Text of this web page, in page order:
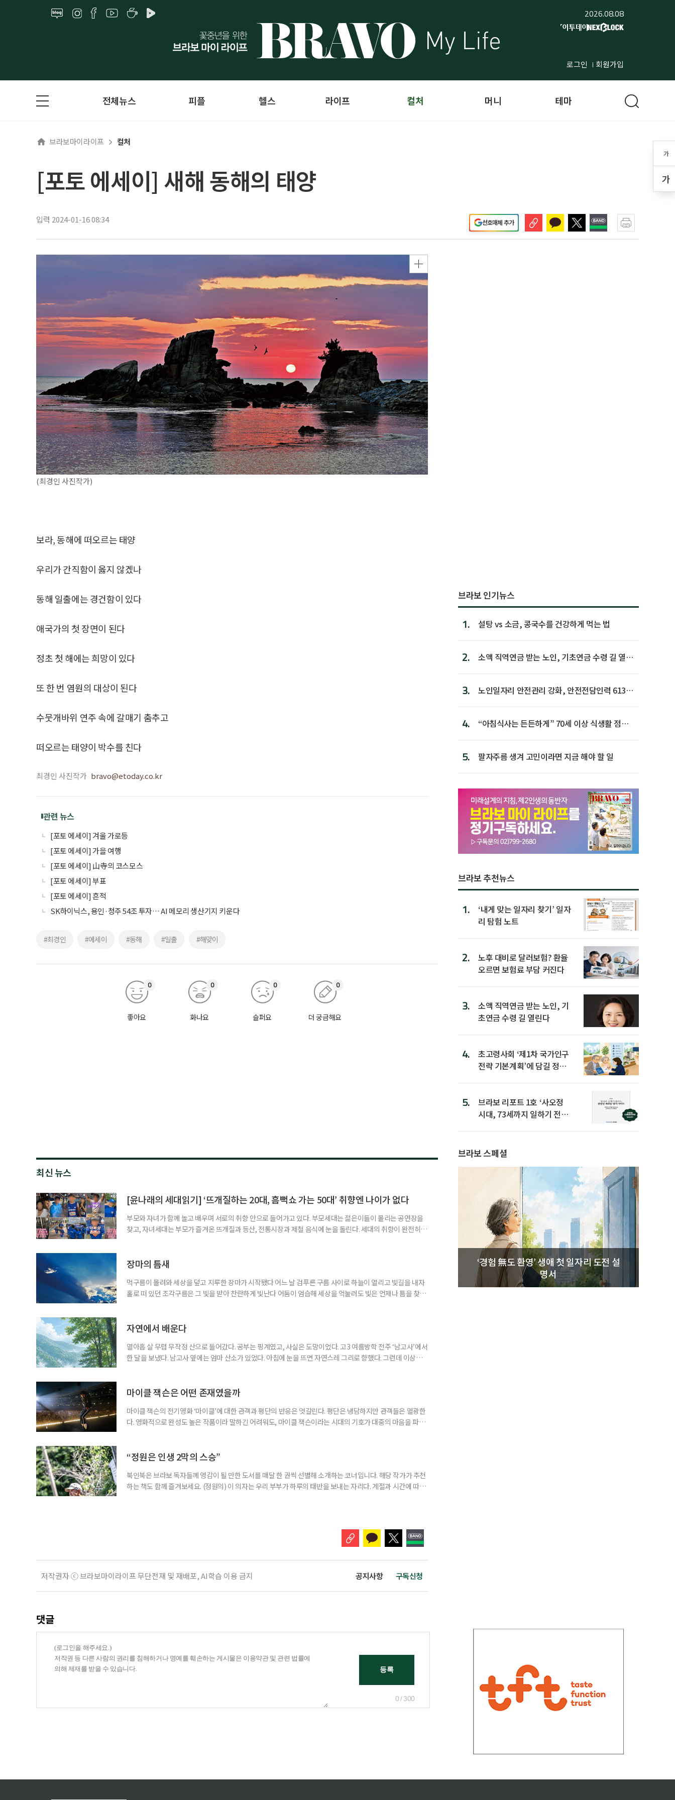
2026.08.08
로그인 회원가입
가
가
전체뉴스 피플 헬스 라이프 컬처 머니 테마
브라보마이라이프 컬처
[포토 에세이] 새해 동해의 태양
입력 2024-01-16 08:34 선호매체 추가
(최경인 사진작가)
보라, 동해에 떠오르는 태양
우리가 간직함이 옳지 않겠나
동해 일출에는 경건함이 있다
애국가의 첫 장면이 된다
정초 첫 해에는 희망이 있다
또 한 번 염원의 대상이 된다
수뭇개바위 연주 속에 갈매기 춤추고
떠오르는 태양이 박수를 친다
최경인 사진작가 bravo@etoday.co.kr
관련 뉴스
[포토 에세이] 겨울 가로등
[포토 에세이] 가을 여행
[포토 에세이] 山寺의 코스모스
[포토 에세이] 부표
[포토 에세이] 흔적
SK하이닉스, 용인·청주 54조 투자… AI 메모리 생산기지 키운다
#최경인 #에세이 #동해 #일출 #해맞이
좋아요
0
화나요
0
슬퍼요
0
더 궁금해요
0
최신 뉴스
[윤나래의 세대읽기] ‘뜨개질하는 20대, 흠뻑쇼 가는 50대’ 취향엔 나이가 없다
부모와 자녀가 함께 놀고 배우며 서로의 취향 안으로 들어가고 있다. 부모세대는 젊은이들이 몰리는 공연장을
찾고, 자녀세대는 부모가 즐겨온 뜨개질과 등산, 전통시장과 제철 음식에 눈을 돌린다. 세대의 취향이 완전히
에 맞춰 뛰는 여름 축제는 오랫동안 젊은 층의 놀이터처럼 여겨졌다. 김 씨도 처음에는 “내가 가도 어색하
장마의 틈새
먹구름이 몰려와 세상을 덮고 지루한 장마가 시작됐다 어느 날 검푸른 구름 사이로 하늘이 열리고 빛길을 내자
홀로 떠 있던 조각구름은 그 빛을 받아 찬란하게 빛난다 어둠이 엄습해 세상을 억눌러도 빛은 언제나 틈을 찾아
자연에서 배운다
열아홉 살 무렵 무작정 산으로 들어갔다. 공부는 핑계였고, 사실은 도망이었다. 고3 여름방학 전주 ‘남고사’에서
한 달을 보냈다. 남고사 옆에는 엄마 산소가 있었다. 아침에 눈을 뜨면 자연스레 그리로 향했다. 그런데 이상하
람의 눈길이 없는 곳에서 비로소 나는 나를 제대로 들여다볼 수 있었다. 산에서 보낸 한 달
마이클 잭슨은 어떤 존재였을까
마이클 잭슨의 전기영화 ‘마이클’에 대한 관객과 평단의 반응은 엇갈린다. 평단은 냉담하지만 관객들은 열광한
다. 영화적으로 완성도 높은 작품이라 말하긴 어려워도, 마이클 잭슨이라는 시대의 기호가 대중의 마음을 파고
만 봐도 기대되는 작품이다. ‘보헤미안 랩소디’는 2018년 개봉 당시 무려 990만 관객을 동원했다. 싱어
“정원은 인생 2막의 스승”
북인북은 브라보 독자들께 영감이 될 만한 도서를 매달 한 권씩 선별해 소개하는 코너입니다. 해당 작가가 추천
하는 책도 함께 즐겨보세요. (정원의) 이 의자는 우리 부부가 하루의 태반을 보내는 자리다. 계절과 시간에 따라
저작권자 ⓒ 브라보마이라이프 무단전재 및 재배포, AI학습 이용 금지 공지사항 구독신청
댓글
0 / 300
브라보 인기뉴스
1. 설탕 vs 소금, 콩국수를 건강하게 먹는 법
2.
소액 직역연금 받는 노인, 기초연금 수령 길 열린
3.
노인일자리 안전관리 강화, 안전전담인력 613명
4.
“아침식사는 든든하게” 70세 이상 식생활 점수
5. 팔자주름 생겨 고민이라면 지금 해야 할 일
브라보 추천뉴스
1.
‘내게 맞는 일자리 찾기’ 일자
리 탐험 노트
2.
노후 대비로 달러보험? 환율
오르면 보험료 부담 커진다
3.
소액 직역연금 받는 노인, 기
초연금 수령 길 열린다
4.
초고령사회 ‘제1차 국가인구
전략 기본계획’에 담길 정책
5.
브라보 리포트 1호 ‘사오정
시대, 73세까지 일하기 전략’
브라보 스페셜
‘경험 無도 환영’ 생애 첫 일자리 도전 설
명서